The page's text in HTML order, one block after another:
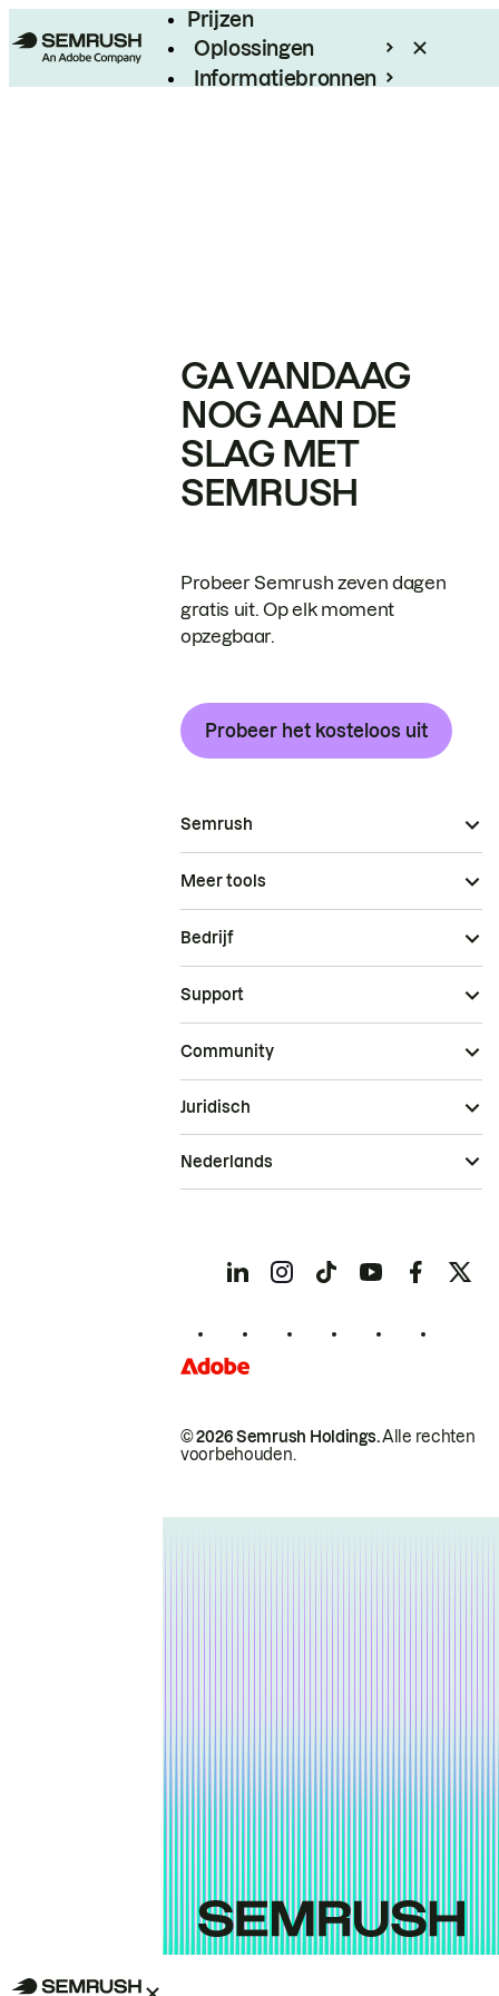
Prijzen
Oplossingen
Informatiebronnen
GA VANDAAG
NOG AAN DE
SLAG MET
SEMRUSH
Probeer Semrush zeven dagen
gratis uit. Op elk moment
opzegbaar.
Probeer het kosteloos uit
Semrush
Meer tools
Bedrijf
Support
Community
© 2026 Semrush Holdings.Alle rechten
voorbehouden.
Juridisch
Nederlands